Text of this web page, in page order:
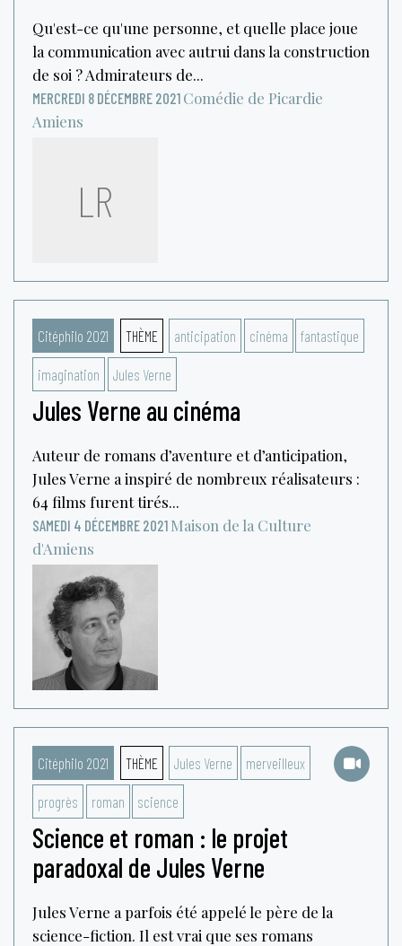
Qu'est-ce qu'une personne, et quelle place joue
la communication avec autrui dans la construction
de soi ? Admirateurs de...
MERCREDI 8 DÉCEMBRE 2021 Comédie de Picardie
Amiens
LR
Citéphilo 2021 THÈME anticipation cinéma fantastique
imagination Jules Verne
Jules Verne au cinéma
Auteur de romans d’aventure et d’anticipation,
Jules Verne a inspiré de nombreux réalisateurs :
64 films furent tirés...
SAMEDI 4 DÉCEMBRE 2021 Maison de la Culture
d'Amiens
Citéphilo 2021 THÈME Jules Verne merveilleux
progrès roman science
Science et roman : le projet
paradoxal de Jules Verne
Jules Verne a parfois été appelé le père de la
science-fiction. Il est vrai que ses romans